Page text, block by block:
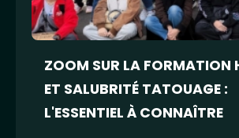
ZOOM SUR LA FORMATION
ET SALUBRITÉ TATOUAGE :
L'ESSENTIEL À CONNAÎTRE